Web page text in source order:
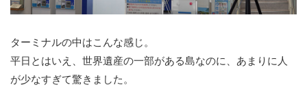
ターミナルの中はこんな感じ。
平日とはいえ、世界遺産の一部がある島なのに、あまりに人
が少なすぎて驚きました。